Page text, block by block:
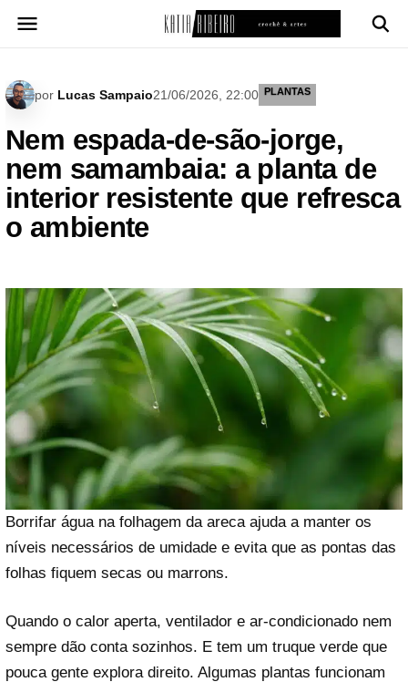
para
por Lucas Sampaio21/06/2026, 22:00 PLANTAS
Nem espada-de-são-jorge,
nem samambaia: a planta de
interior resistente que refresca
o ambiente
Borrifar água na folhagem da areca ajuda a manter os
níveis necessários de umidade e evita que as pontas das
folhas fiquem secas ou marrons.
Quando o calor aperta, ventilador e ar-condicionado nem
sempre dão conta sozinhos. E tem um truque verde que
pouca gente explora direito. Algumas plantas funcionam